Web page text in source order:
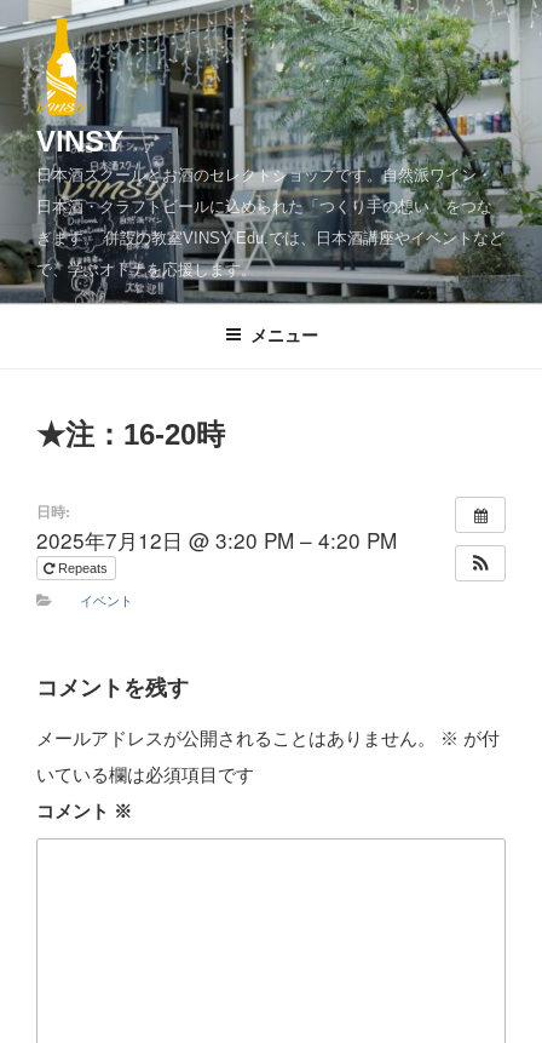
ン
ツ
へ
ッ
プ
VINSY
日本酒スクールとお酒のセレクトショップです。自然派ワイン・
日本酒・クラフトビールに込められた「つくり手の想い」をつな
ぎます。 併設の教室VINSY Edu.では、日本酒講座やイベントなど
で、学ぶオトナを応援します。
メニュー
★注：16-20時
日時:
2025年7月12日 @ 3:20 PM – 4:20 PM
Repeats
イベント
コメントを残す
メールアドレスが公開されることはありません。 ※ が付
いている欄は必須項目です
コメント ※